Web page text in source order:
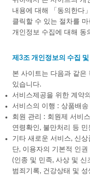
내용에 대해 「동의한다
클릭할 수 있는 절차를
개인정보 수집에 대해 동
제3조 개인정보의 수집 및
본 사이트는 다음과 같은
있습니다.
서비스제공을 위한 계약
서비스의 이행 : 상품배송
회원 관리 : 회원제 서비
연령확인, 불만처리 등 민
기타 새로운 서비스, 신
단, 이용자의 기본적 인
(인종 및 민족, 사상 및 신
범죄기록, 건강상태 및